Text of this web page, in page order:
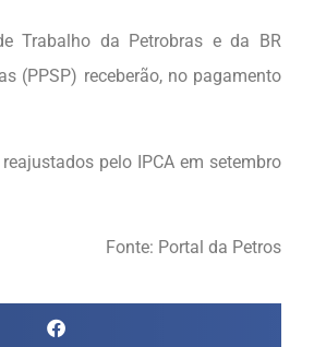
Trabalho da Petrobras e da BR
(PPSP) receberão, no pagamento
pelo IPCA em setembro
Fonte: Portal da Petros